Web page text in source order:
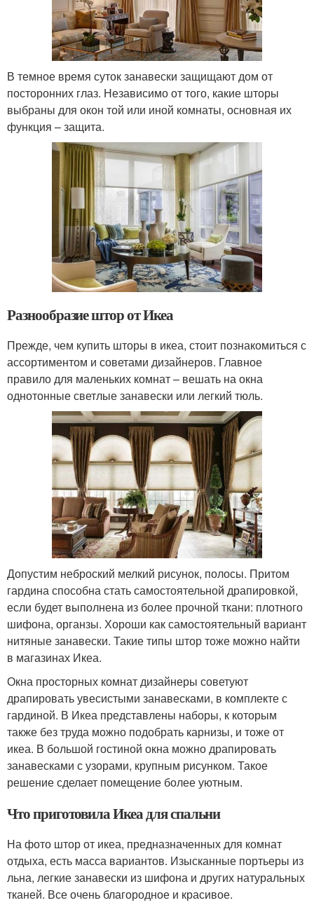
В темное время суток занавески защищают дом от
посторонних глаз. Независимо от того, какие шторы
выбраны для окон той или иной комнаты, основная их
функция – защита.
Разнообразие штор от Икеа
Прежде, чем купить шторы в икеа, стоит познакомиться с
ассортиментом и советами дизайнеров. Главное
правило для маленьких комнат – вешать на окна
однотонные светлые занавески или легкий тюль.
Допустим неброский мелкий рисунок, полосы. Притом
гардина способна стать самостоятельной драпировкой,
если будет выполнена из более прочной ткани: плотного
шифона, органзы. Хороши как самостоятельный вариант
нитяные занавески. Такие типы штор тоже можно найти
в магазинах Икеа.
Окна просторных комнат дизайнеры советуют
драпировать увесистыми занавесками, в комплекте с
гардиной. В Икеа представлены наборы, к которым
также без труда можно подобрать карнизы, и тоже от
икеа. В большой гостиной окна можно драпировать
занавесками с узорами, крупным рисунком. Такое
решение сделает помещение более уютным.
Что приготовила Икеа для спальни
На фото штор от икеа, предназначенных для комнат
отдыха, есть масса вариантов. Изысканные портьеры из
льна, легкие занавески из шифона и других натуральных
тканей. Все очень благородное и красивое.